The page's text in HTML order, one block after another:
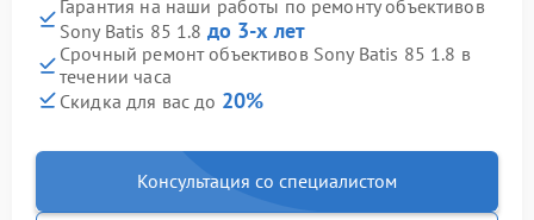
Гарантия на наши работы по ремонту объективов
Sony Batis 85 1.8 до 3-х лет
Срочный ремонт объективов Sony Batis 85 1.8 в
течении часа
Скидка для вас до 20%
Консультация со специалистом